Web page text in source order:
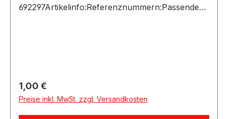
692297Artikelinfo:Referenznummern:Passende
Regulärer Preis:
1,00 €
Preise inkl. MwSt. zzgl. Versandkosten